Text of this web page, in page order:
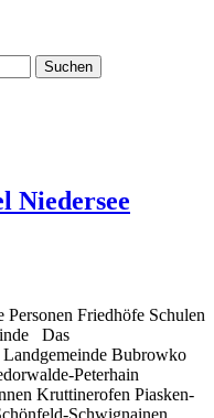
Niedersee
Friedhöfe Schulen
Das
Bubrowko
Peterhain
Kruttinerofen Piasken-
Schwignainen